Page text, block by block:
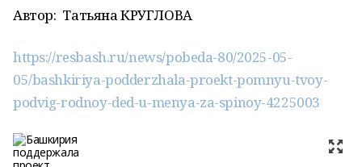
Автор: Татьяна КРУГЛОВА
https://resbash.ru/news/pobeda-80/2025-05-
05/bashkiriya-podderzhala-proekt-pomnyu-tvoy-
podvig-rodnoy-ded-u-menya-za-spinoy-4225003